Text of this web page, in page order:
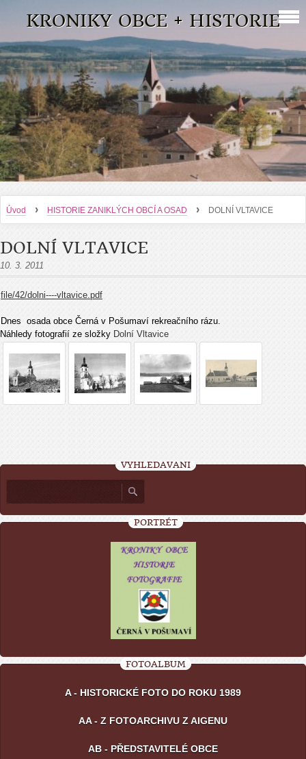
KRONIKY OBCE + HISTORIE
Úvod › HISTORIE ZANIKLÝCH OBCÍ A OSAD › DOLNÍ VLTAVICE
DOLNÍ VLTAVICE
10. 3. 2011
file/42/dolni----vltavice.pdf
Dnes osada obce Černá v Pošumaví rekreačního rázu.
Náhledy fotografií ze složky Dolní Vltavice
VYHLEDÁVÁNÍ
PORTRÉT
FOTOALBUM
A - HISTORICKÉ FOTO DO ROKU 1989
AA - Z FOTOARCHIVU Z AIGENU
AB - PŘEDSTAVITELÉ OBCE